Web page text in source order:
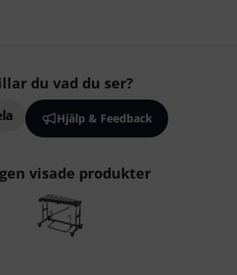
du vad du ser?
Hjälp & Feedback
visade produkter